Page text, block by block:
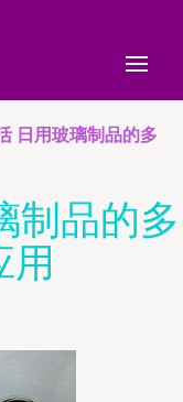
日用玻璃制品的多
制品的多
用